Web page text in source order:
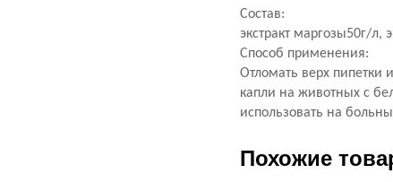
Состав:
экстракт маргозы50г/л,
Способ применения:
Отломать верх пипетки
капли на животных с
использовать на
Похожие